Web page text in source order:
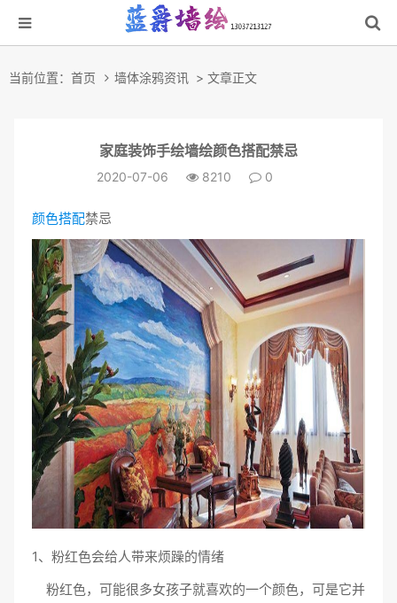
当前位置： 首页 墙体涂鸦资讯 > 文章正文
家庭装饰手绘墙绘颜色搭配禁忌
2020-07-06 8210 0
颜色搭配禁忌
1、粉红色会给人带来烦躁的情绪
粉红色，可能很多女孩子就喜欢的一个颜色，可是它并